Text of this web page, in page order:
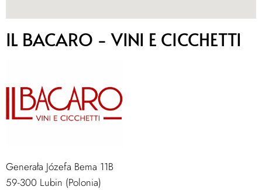
IL BACARO - VINI E CICCHETTI
Generała Józefa Bema 11B
59-300 Lubin (Polonia)